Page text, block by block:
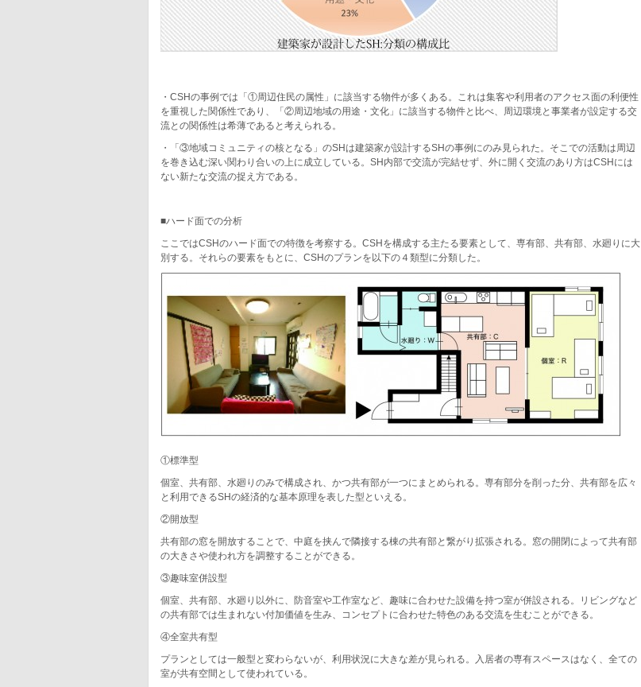
・CSHの事例では「①周辺住民の属性」に該当する物件が多くある。これは集客や利用者のアクセス面の利便性
を重視した関係性であり、「②周辺地域の用途・文化」に該当する物件と比べ、周辺環境と事業者が設定する交
流との関係性は希薄であると考えられる。
・「③地域コミュニティの核となる」のSHは建築家が設計するSHの事例にのみ見られた。そこでの活動は周辺
を巻き込む深い関わり合いの上に成立している。SH内部で交流が完結せず、外に開く交流のあり方はCSHには
ない新たな交流の捉え方である。
■ハード面での分析
ここではCSHのハード面での特徴を考察する。CSHを構成する主たる要素として、専有部、共有部、水廻りに大
別する。それらの要素をもとに、CSHのプランを以下の４類型に分類した。
①標準型
個室、共有部、水廻りのみで構成され、かつ共有部が一つにまとめられる。専有部分を削った分、共有部を広々
と利用できるSHの経済的な基本原理を表した型といえる。
②開放型
共有部の窓を開放することで、中庭を挟んで隣接する棟の共有部と繋がり拡張される。窓の開閉によって共有部
の大きさや使われ方を調整することができる。
③趣味室併設型
個室、共有部、水廻り以外に、防音室や工作室など、趣味に合わせた設備を持つ室が併設される。リビングなど
の共有部では生まれない付加価値を生み、コンセプトに合わせた特色のある交流を生むことができる。
④全室共有型
プランとしては一般型と変わらないが、利用状況に大きな差が見られる。入居者の専有スペースはなく、全ての
室が共有空間として使われている。